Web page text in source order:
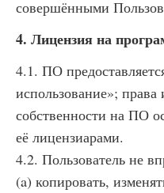
совершёнными
4. Лицензия на
4.1. ПО
использование»; права
собственности на ПО
её лицензиарами.
4.2. Пользователь не
(a) копировать,